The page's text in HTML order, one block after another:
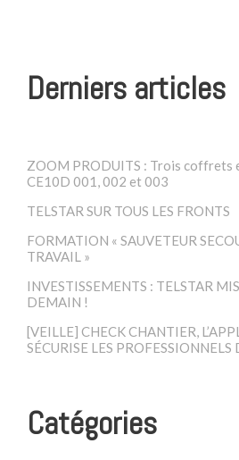
Derniers articles
ZOOM PRODUITS : Trois coffrets
CE10D 001, 002 et 003
TELSTAR SUR TOUS LES FRONTS
FORMATION « SAUVETEUR
TRAVAIL »
INVESTISSEMENTS : TELSTAR
DEMAIN !
[VEILLE] CHECK CHANTIER,
SÉCURISE LES PROFESSIONNELS
Catégories